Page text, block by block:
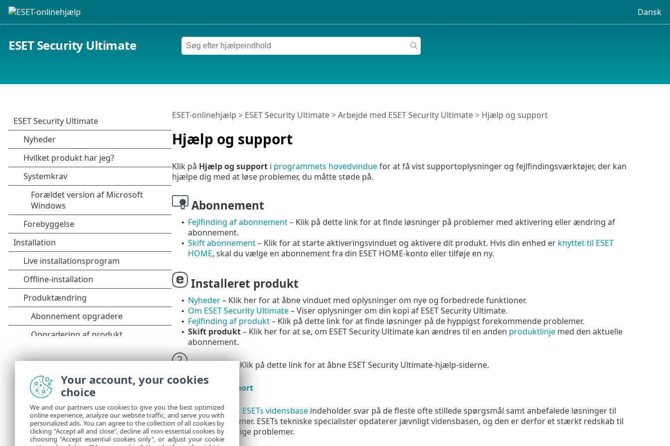
Dansk
ESET Security Ultimate
Hjælp og support
ESET-onlinehjælp > ESET Security Ultimate>Arbejde med ESET Security Ultimate> Hjælp og support
Klik på Hjælp og supporti programmets hovedvinduefor at få vist supportoplysninger og fejlfindingsværktøjer, der kan
hjælpe dig med at løse problemer, du måtte støde på.
Abonnement
• Fejlfinding af abonnement– Klik på dette link for at finde løsninger på problemer med aktivering eller ændring af
abonnement.
• Skift abonnement– Klik for at starte aktiveringsvinduet og aktivere dit produkt. Hvis din enhed er knyttet til ESET
HOME, skal du vælge en abonnement fra din ESET HOME-konto eller tilføje en ny.
Installeret produkt
• Nyheder– Klik her for at åbne vinduet med oplysninger om nye og forbedrede funktioner.
• Om ESET Security Ultimate– Viser oplysninger om din kopi af ESET Security Ultimate.
• Fejlfinding af produkt– Klik på dette link for at finde løsninger på de hyppigst forekommende problemer.
• Skift produkt– Klik her for at se, om ESET Security Ultimate kan ændres til en anden produktlinjemed den aktuelle
abonnement.
- Klik på dette link for at åbne ESET Security Ultimate-hjælp-siderne.
Teknisk support
Vidensbase – ESETs vidensbaseindeholder svar på de fleste ofte stillede spørgsmål samt anbefalede løsninger til
forskellige problemer. ESETs tekniske specialister opdaterer jævnligt vidensbasen, og den er derfor et stærkt redskab til
løsning af forskellige problemer.
Your account, your cookies
choice
We and our partners use cookies to give you the best optimized
online experience, analyze our website traffic, and serve you with
personalized ads. You can agree to the collection of all cookies by
clicking "Accept all and close", decline all non-essential cookies by
choosing "Accept essential cookies only", or adjust your cookie